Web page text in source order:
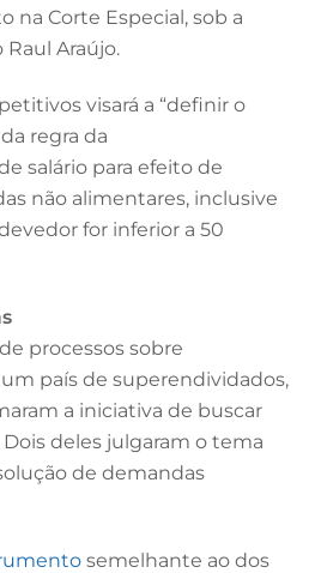
na Corte Especial, sob a
Araújo.
visará a “definir ​o
regra da
salário para efeito de
não alimentares, inclusive
for inferior a 50
processos sobre
país de superendividados,
a iniciativa de buscar
deles julgaram o tema
de demandas
semelhante ao dos